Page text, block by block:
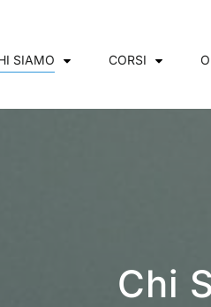
SIAMO CORSI
Chi